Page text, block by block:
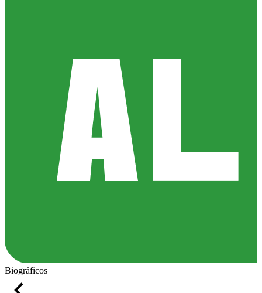
Biográficos